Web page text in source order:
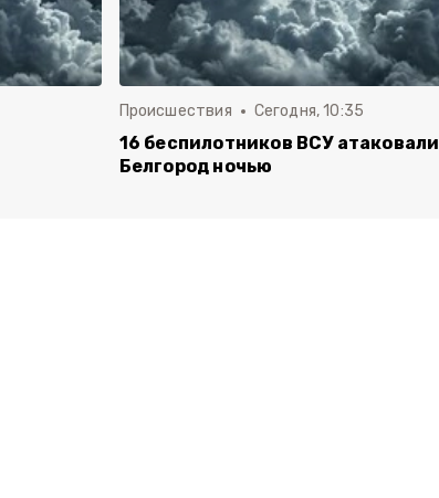
Происшествия Сегодня, 10:35
16 беспилотников ВСУ атаковали
Белгород ночью